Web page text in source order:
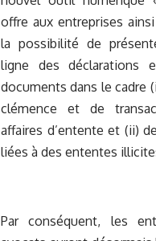
offre aux entreprises
la possibilité de
ligne des déclarations
documents dans le cadre
clémence et de
affaires d’entente et (ii)
liées à des ententes
Par conséquent, les